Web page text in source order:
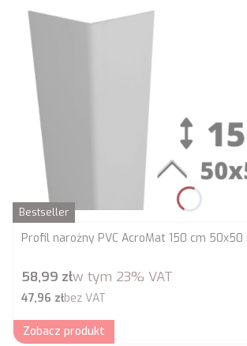
Bestseller
Profil narożny PVC AcroMat 150 cm 50x50
Cena brutto
58,99 złw tym 23% VAT
Cena netto
47,96 złbez VAT
Zobacz produkt